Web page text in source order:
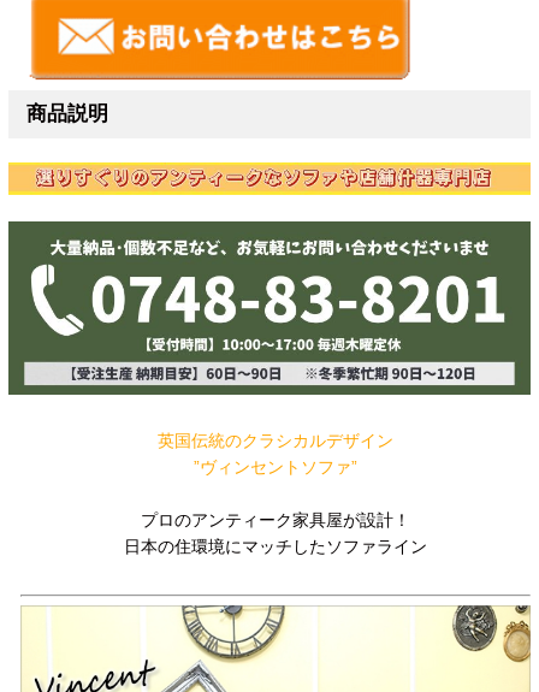
商品説明
英国伝統のクラシカルデザイン
”ヴィンセントソファ”
プロのアンティーク家具屋が設計！
日本の住環境にマッチしたソファライン